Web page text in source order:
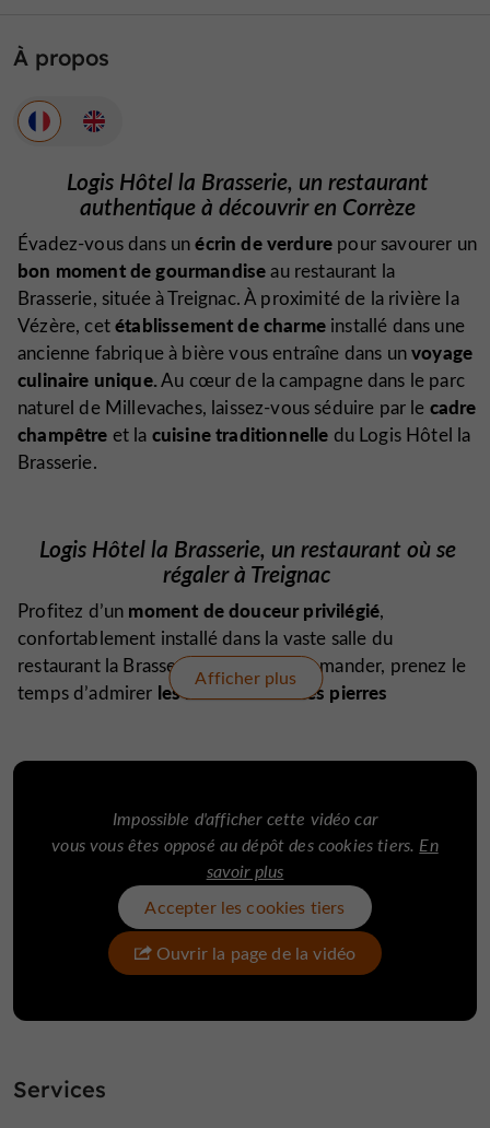
À propos
Logis Hôtel la Brasserie, un restaurant
authentique à découvriren Corrèze
Évadez-vous dans unécrin de verdure pour savourer un
bon moment de gourmandiseau restaurant la
Brasserie, située à Treignac. À proximité de la rivière la
Vézère, cetétablissement de charme installé dans une
ancienne fabrique à bière vous entraîne dans unvoyage
culinaire unique.Au cœur de la campagne dans le parc
naturel de Millevaches, laissez-vous séduire par le cadre
champêtre et la cuisine traditionnelle du Logis Hôtel la
Brasserie.
Logis Hôtel la Brasserie, un restaurant où se
régalerà Treignac
Profitez d’un moment de douceur privilégié,
confortablement installé dans la vaste salle du
restaurant la Brasserie. Avant de commander, prenez le
temps d’admirer lesmurs auxvieilles pierres
Salades gourmandes ou boudin aux pommes du
Limousin,les recettes sont variées, élaborées à partir
produits frais et locauxpour promouvoir la cuisine
du terroir. La carte évolue au fil des saison tandis que la
formule bistrotchange tous les jours, desplats simples
et gourmandsà savourer sur placeou àemporter
dimanche soir et le lundi.
Logis Hôtel la Brasserie,
Afficher plus
Impossible d'afficher cette vidéo car
vous vous êtes opposé au dépôt des cookies tiers. En
savoir plus
Accepter les cookies tiers
Ouvrir la page de la vidéo
Services